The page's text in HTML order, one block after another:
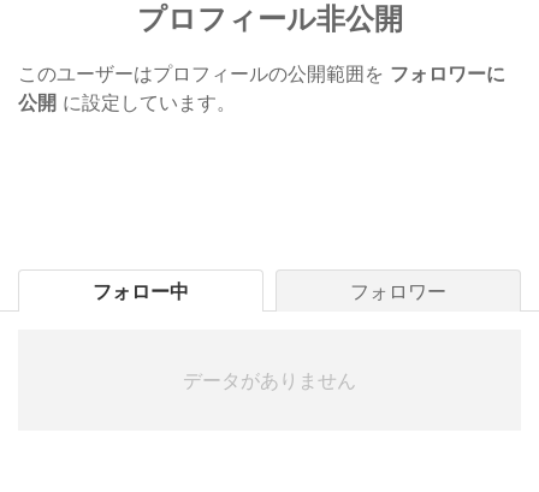
プロフィール非公開
このユーザーはプロフィールの公開範囲を フォロワーに
公開 に設定しています。
フォロー中 フォロワー
データがありません